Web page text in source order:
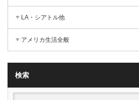
LA・シアトル他
アメリカ生活全般
検索